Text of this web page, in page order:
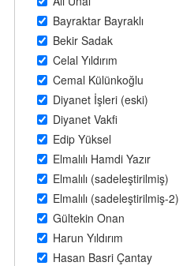
Bayraktar Bayraklı
Bekir Sadak
Celal Yıldırım
Cemal Külünkoğlu
Diyanet İşleri (eski)
Diyanet Vakfi
Edip Yüksel
Elmalılı Hamdi Yazır
Elmalılı (sadeleştirilmiş)
Elmalılı (sadeleştirilmiş-2)
Gültekin Onan
Harun Yıldırım
Hasan Basri Çantay